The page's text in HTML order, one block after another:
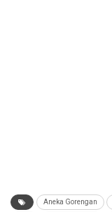
Aneka Gorengan